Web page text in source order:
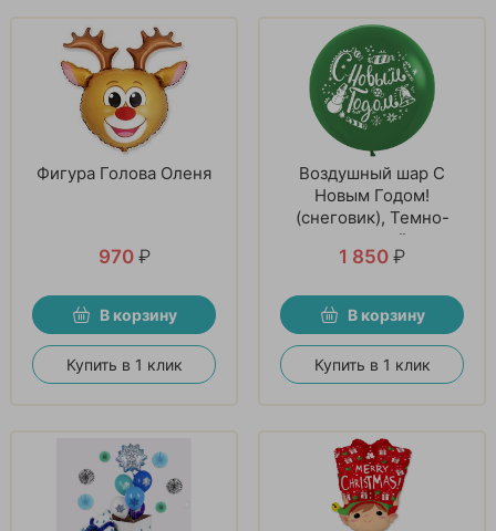
Фигура Голова Оленя
970 ₽
В корзину
Купить в 1 клик
Воздушный шар С
Новым Годом!
(снеговик), Темно-
зеленый
1 850 ₽
В корзину
Купить в 1 клик